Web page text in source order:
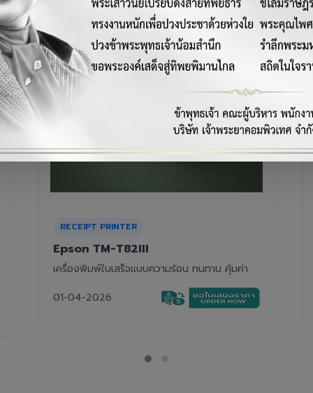
RECEIPT PRINTER
Epson TM-T88VII
เครื่องพิมพ์ใบเสร็จความร้อนรุ่นท็อป ความเร็วสูง
01-04-2026